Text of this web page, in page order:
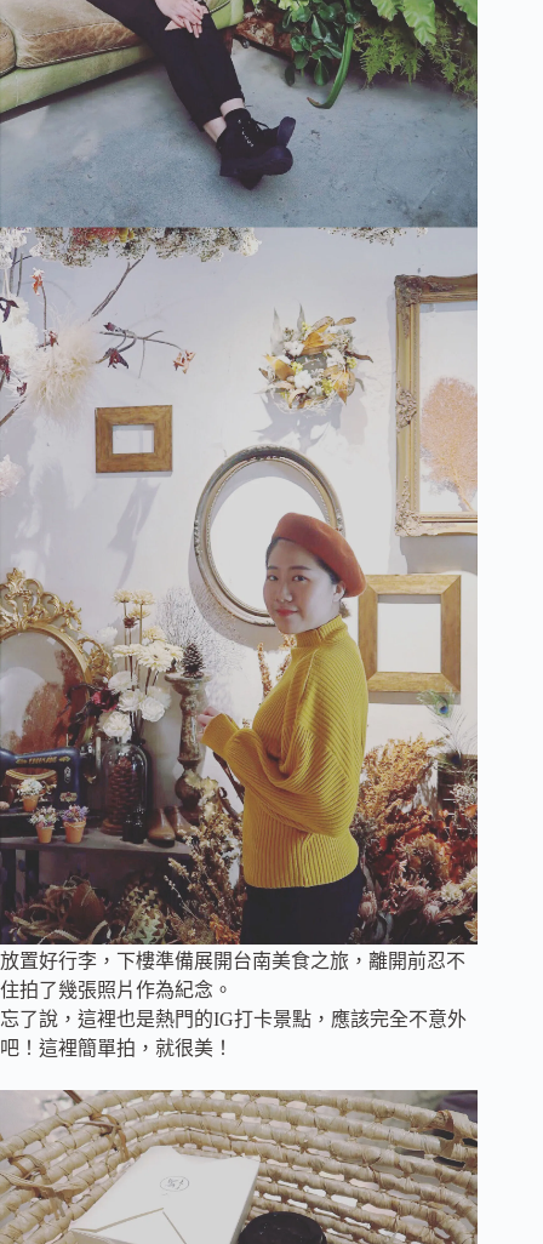
放置好行李，下樓準備展開台南美食之旅，離開前忍不
住拍了幾張照片作為紀念。
忘了說，這裡也是熱門的IG打卡景點，應該完全不意外
吧！這裡簡單拍，就很美！